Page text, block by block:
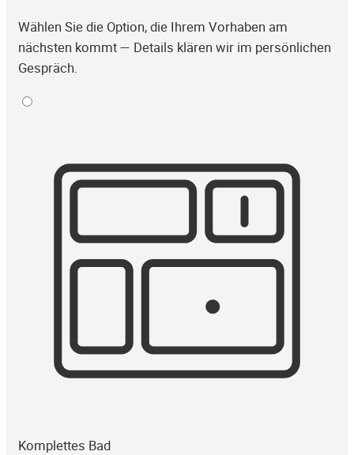
Wählen Sie die Option, die Ihrem Vorhaben am
nächsten kommt — Details klären wir im persönlichen
Gespräch.
Komplettes Bad